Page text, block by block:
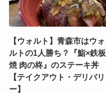
【ウォルト】青森市はウォ
ルトの1人勝ち？『鮨×鉄板
焼 肉の柊』のステーキ丼
【テイクアウト・デリバリ
ー】